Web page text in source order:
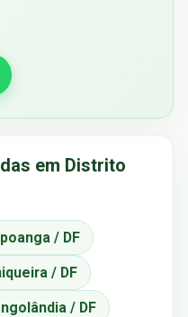
em Distrito
/ DF
/ DF
/ DF